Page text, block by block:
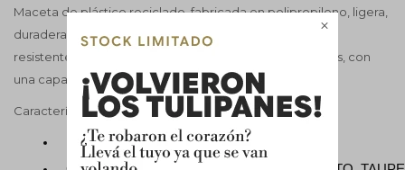

Maceta de plástico reciclado, fabricada en polipropileno, ligera,
duradera, reciclable y reutilizable, con protección UV y
resistente a las heladas. Apta para interiores y exteriores, con
una capacidad de 4,2 L
Características
Material: PLÁSTICO RECICLADO